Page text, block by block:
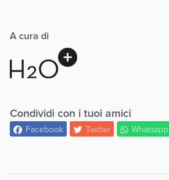
A cura di
Condividi con i tuoi amici
Facebook Twitter Whatsapp